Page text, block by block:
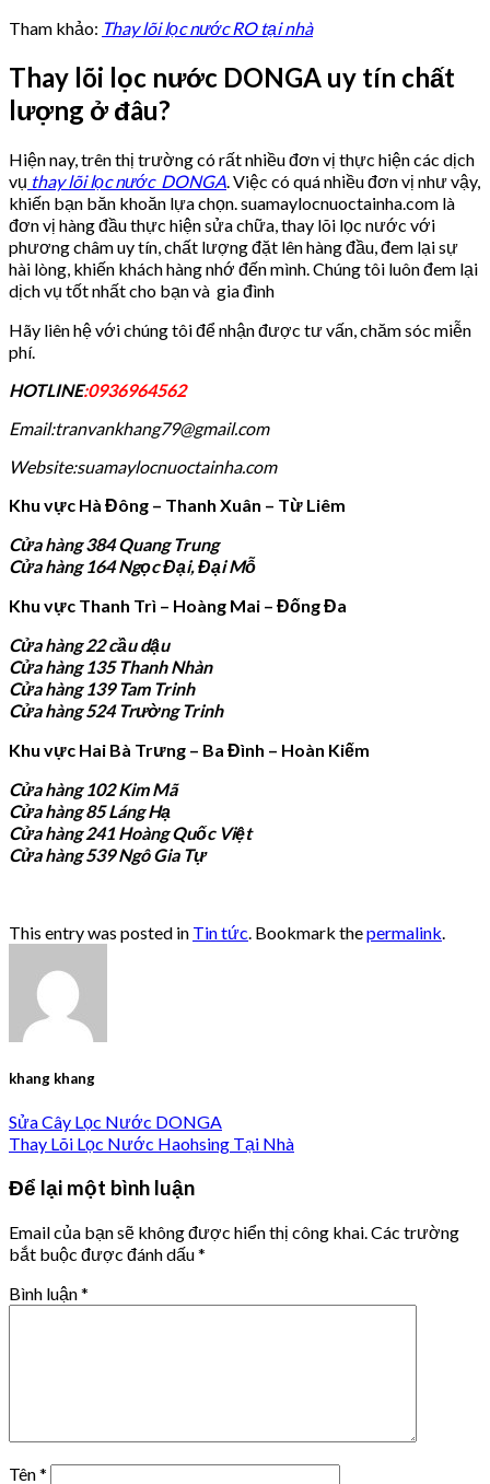
Tham khảo: Thay lõi lọc nước RO tại nhà
Thay lõi lọc nước DONGA uy tín chất
lượng ở đâu?
Hiện nay, trên thị trường có rất nhiều đơn vị thực hiện các dịch
vụ thay lõi lọc nước DONGA . Việc có quá nhiều đơn vị như vậy,
khiến bạn băn khoăn lựa chọn. suamaylocnuoctainha.com là
đơn vị hàng đầu thực hiện sửa chữa, thay lõi lọc nước với
phương châm uy tín, chất lượng đặt lên hàng đầu, đem lại sự
hài lòng, khiến khách hàng nhớ đến mình. Chúng tôi luôn đem lại
dịch vụ tốt nhất cho bạn và gia đình
Hãy liên hệ với chúng tôi để nhận được tư vấn, chăm sóc miễn
phí.
HOTLINE:0936964562
Email:tranvankhang79@gmail.com
Website:suamaylocnuoctainha.com
Khu vực Hà Đông – Thanh Xuân – Từ Liêm
Cửa hàng 384 Quang Trung
Cửa hàng 164 Ngọc Đại, Đại Mỗ
Khu vực Thanh Trì – Hoàng Mai – Đống Đa
Cửa hàng 22 cầu dậu
Cửa hàng 135 Thanh Nhàn
Cửa hàng 139 Tam Trinh
Cửa hàng 524 Trường Trinh
Khu vực Hai Bà Trưng – Ba Đình – Hoàn Kiếm
Cửa hàng 102 Kim Mã
Cửa hàng 85 Láng Hạ
Cửa hàng 241 Hoàng Quốc Việt
Cửa hàng 539 Ngô Gia Tự
This entry was posted in Tin tức . Bookmark thepermalink
khang khang
Sửa Cây Lọc Nước DONGA
Thay Lõi Lọc Nước Haohsing Tại Nhà
Để lại một bình luận
Email của bạn sẽ không được hiển thị công khai. Các trường
bắt buộc được đánh dấu*
Bình luận*
Tên*